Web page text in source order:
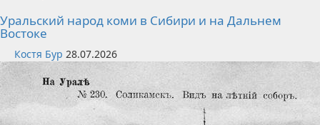
Уральский народ коми в Сибири и на Дальнем
Востоке
Костя Бур 28.07.2026